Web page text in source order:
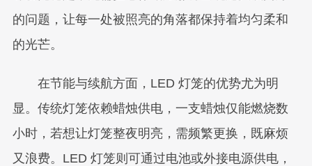
的问题，让每一处被照亮的角落都保持着均匀柔和
的光芒。
在节能与续航方面，LED 灯笼的优势尤为明
显。传统灯笼依赖蜡烛供电，一支蜡烛仅能燃烧数
小时，若想让灯笼整夜明亮，需频繁更换，既麻烦
又浪费。LED 灯笼则可通过电池或外接电源供电，